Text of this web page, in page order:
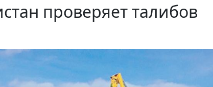
проверяет талибов